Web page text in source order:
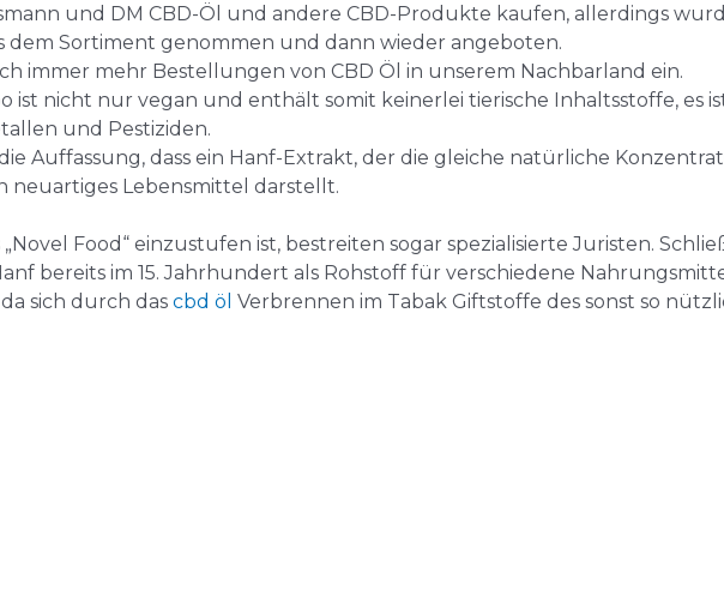
und DM CBD-Öl und andere CBD-Produkte kaufen, allerdings
dem Sortiment genommen und dann wieder angeboten.
immer mehr Bestellungen von CBD Öl in unserem Nachbarland ein.
ist nicht nur vegan und enthält somit keinerlei tierische Inhaltsstoffe, es
und Pestiziden.
Auffassung, dass ein Hanf-Extrakt, der die gleiche natürliche
neuartiges Lebensmittel darstellt.
Food“ einzustufen ist, bestreiten sogar spezialisierte Juristen.
bereits im 15. Jahrhundert als Rohstoff für verschiedene
sich durch das cbd öl Verbrennen im Tabak Giftstoffe des sonst so